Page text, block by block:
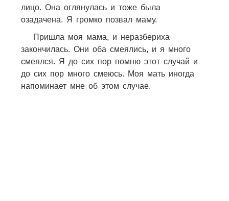
лицо. Она оглянулась и тоже была
озадачена. Я громко позвал маму.
Пришла моя мама, и неразбериха
закончилась. Они оба смеялись, и я много
смеялся. Я до сих пор помню этот случай и
до сих пор много смеюсь. Моя мать иногда
напоминает мне об этом случае.